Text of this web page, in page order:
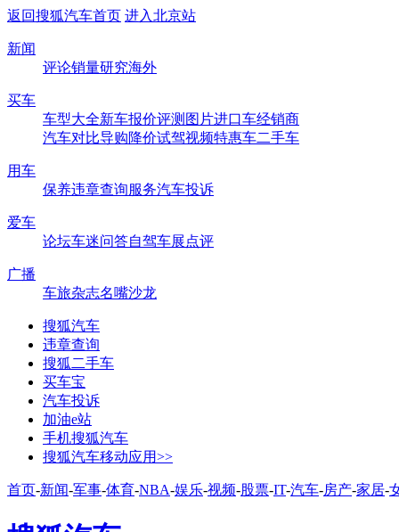
返回搜狐汽车首页 进入北京站
新闻
评论销量研究海外
买车
车型大全新车报价评测 图片进口车经销商
汽车对比导购降价试驾视频特惠车二手车
用车
保养违章查询服务汽车投诉
爱车
论坛车迷问答自驾车展点评
广播
车旅杂志名嘴沙龙
搜狐汽车
违章查询
搜狐二手车
买车宝
汽车投诉
加油e站
手机搜狐汽车
搜狐汽车移动应用>>
首页-新闻-军事-体育-NBA-娱乐-视频-股票-IT-汽车-房产-家居-